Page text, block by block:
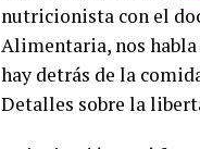
nutricionista con el
Alimentaria, nos habla
hay detrás de la
Detalles sobre la